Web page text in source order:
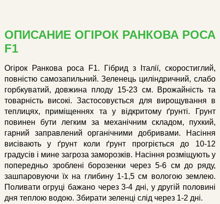
ОПИСАНИЕ ОГІРОК РАНКОВА РОСА
F1
Огірок Ранкова роса F1. Гібрид з Італії, скоростиглий,
повністю самозапильний. Зеленець циліндричний, слабо
горбкуватий, довжина плоду 15-23 см. Врожайність та
товарність високі. Застосовується для вирощування в
теплицях, приміщеннях та у відкритому ґрунті. Грунт
повинен бути легким за механічним складом, пухкий,
гарний заправлений органічними добривами. Насіння
висівають у ґрунт коли ґрунт прогріється до 10-12
градусів і мине загроза заморозків. Насіння розміщують у
попередньо зроблені борозенки через 5-6 см до ряду,
зашпаровуючи їх на глибину 1-1,5 см вологою землею.
Поливати огруці бажано через 3-4 дні, у другій половині
дня теплою водою. Збирати зеленці слід через 1-2 дні.